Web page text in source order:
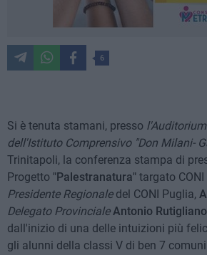
6
Si è tenuta stamani, presso
dell'Istituto Comprensivo "Don Milani-
Trinitapoli, la conferenza stampa di
Progetto "Palestranatura" targato
Presidente Regionaledel CONI Puglia,
Delegato Provinciale Antonio Rutigliano
dall'inizio di una delle intuizioni più
gli alunni della classi V di ben 7